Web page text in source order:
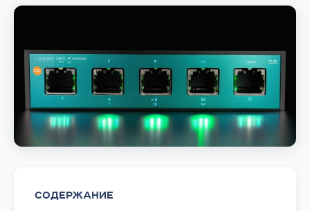
СОДЕРЖАНИЕ